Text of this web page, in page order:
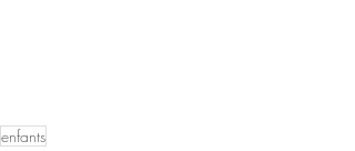
enfants